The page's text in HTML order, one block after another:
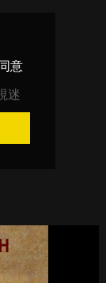
意
迷